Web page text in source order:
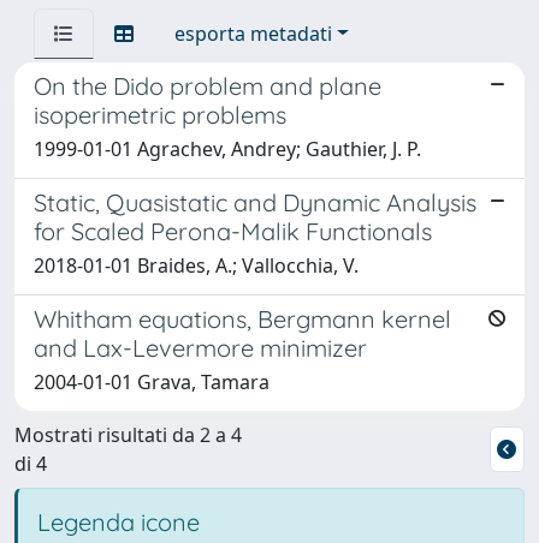
esporta metadati
On the Dido problem and plane
isoperimetric problems
1999-01-01 Agrachev, Andrey; Gauthier, J. P.
Static, Quasistatic and Dynamic Analysis
for Scaled Perona-Malik Functionals
2018-01-01 Braides, A.; Vallocchia, V.
Whitham equations, Bergmann kernel
and Lax-Levermore minimizer
2004-01-01 Grava, Tamara
Mostrati risultati da 2 a 4
di 4
Legenda icone